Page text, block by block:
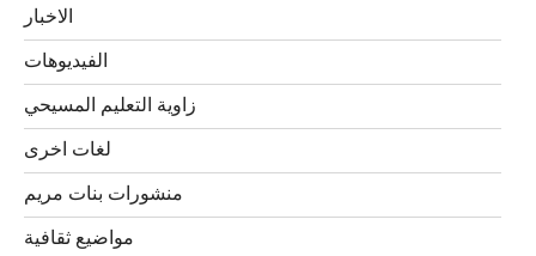
الاخبار
الفيديوهات
زاوية التعليم المسيحي
لغات اخرى
منشورات بنات مريم
مواضيع ثقافية